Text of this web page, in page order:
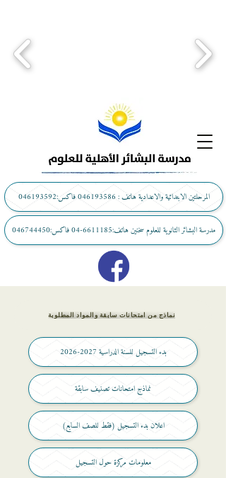
المرحلتين الابتدائية والاعدادية هاتف : 046193586 فاكس:046193592
مدرسة البشائر الثانوية للعلوم سخنين هاتف:6611185-04 فاكس:046744450
نماذج من امتحانات سابقة والمواد المطلوبة
بدء التسجيل للسنة الدراسية 2027-2026
نماذج امتحانات تصنيف سابقة
(فقط للصف السابع) اعلان بدء التسجيل
معلومات مركزة حول التسجيل